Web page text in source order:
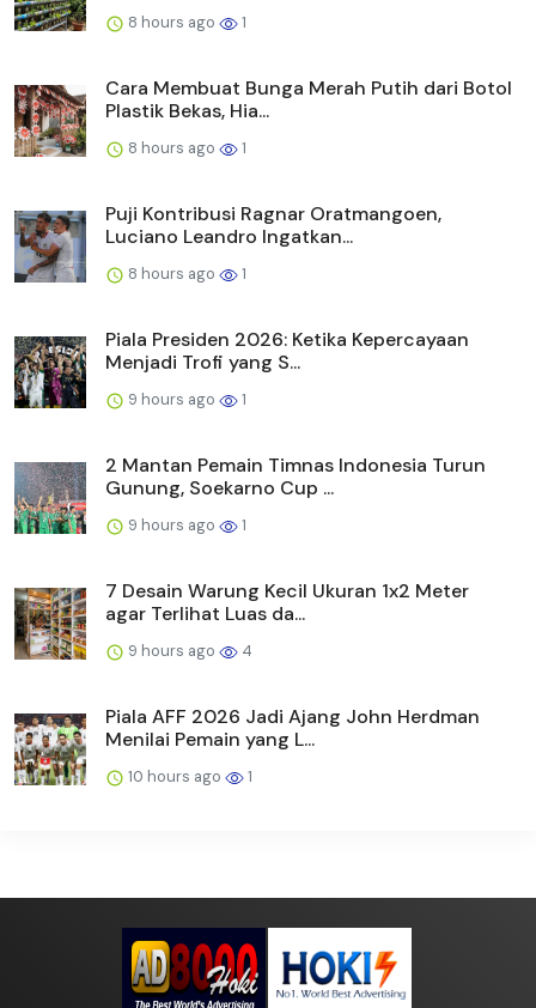
8 hours ago 1
Cara Membuat Bunga Merah Putih dari Botol
Plastik Bekas, Hia...
8 hours ago 1
Puji Kontribusi Ragnar Oratmangoen,
Luciano Leandro Ingatkan...
8 hours ago 1
Piala Presiden 2026: Ketika Kepercayaan
Menjadi Trofi yang S...
9 hours ago 1
2 Mantan Pemain Timnas Indonesia Turun
Gunung, Soekarno Cup ...
9 hours ago 1
7 Desain Warung Kecil Ukuran 1x2 Meter
agar Terlihat Luas da...
9 hours ago 4
Piala AFF 2026 Jadi Ajang John Herdman
Menilai Pemain yang L...
10 hours ago 1